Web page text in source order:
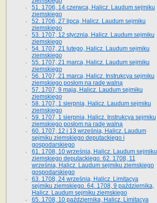
51. 1706, 14 czerwca, Halicz. Laudum sejmiku
ziemskiego
52. 1706, 27 lipca, Halicz. Laudum sejmiku
ziemskiego
53. 1707, 12 stycznia, Halicz. Laudum sejmiku
ziemskiego
54. 1707, 21 lutego, Halicz. Laudum sejmiku
ziemskiego
55. 1707, 21 marca, Halicz. Laudum sejmiku
ziemskiego
56. 1707, 21 marca, Halicz. Instrukcya sejmiku
ziemskiego posłom na radę walną
57. 1707, 9 maja, Halicz. Laudum sejmiku
ziemskiego
58. 1707, 1 sierpnia, Halicz. Laudum sejmiku
ziemskiego
59. 1707, 1 sierpnia, Halicz. Instrukcya sejmiku
ziemskiego posłom na radę walną
60. 1707, 12 i 13 września, Halicz. Laudum
sejmiku ziemskiego deputackiego i
gospodarskiego
61. 1708, 10 września, Halicz. Laudum sejmiku
ziemskiego deputackiego. 62. 1708, 11
września, Halicz. Laudum sejmiku ziemskiego
gospodarskiego
63. 1708, 24 września, Halicz. Limitacya
sejmiku ziemskiego. 64. 1708, 9 października,
Halicz. Laudum sejmiku ziemskiego
65­. 1708, 10 października, Halicz. Limitacya